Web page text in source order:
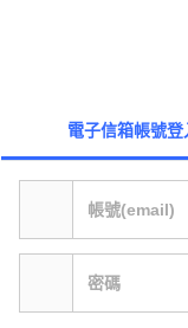
電子信箱帳號登